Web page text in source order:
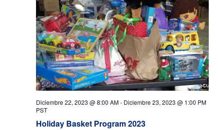
Holiday Basket Program 2023
Diciembre 22, 2023 @ 8:00 AM- Diciembre 23, 2023 @ 1:00 PM
PST